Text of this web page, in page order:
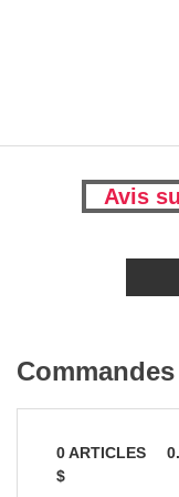
Avis
0ARTICLES
$